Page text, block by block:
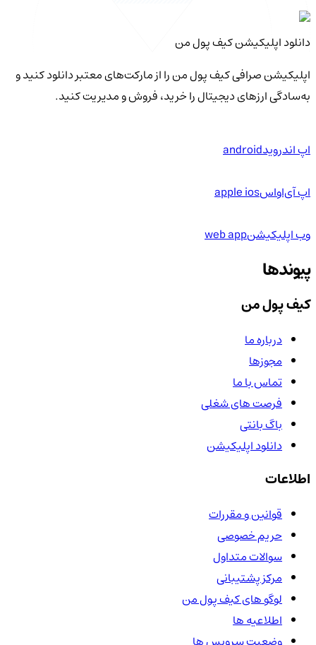
دانلود اپلیکیشن کیف‌ پول من
اپلیکیشن صرافی کیف پول من را از مارکت‌های معتبر دانلود کنید و
به‌سادگی ارزهای دیجیتال را خرید، فروش و مدیریت کنید.
اپ اندرویدandroid
اپ آی‌او‌اسapple ios
وب اپلیکیشنweb app
پیوندها
کیف پول من
درباره ما
مجوزها
تماس با ما
فرصت های شغلی
باگ بانتی
دانلود اپلیکیشن
اطلاعات
قوانین و مقررات
حریم خصوصی
سوالات متداول
مرکز پشتیبانی
لوگو های کیف پول من
اطلاعیه ها